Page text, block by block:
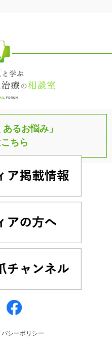
るお悩み」
ちら
シーポリシー